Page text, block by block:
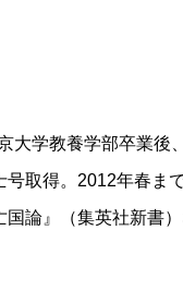
大学教養学部卒業後
取得。2012年春ま
論』（集英社新書）